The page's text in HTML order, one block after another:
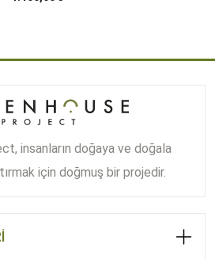
insanların doğaya ve doğala
için doğmuş bir projedir.